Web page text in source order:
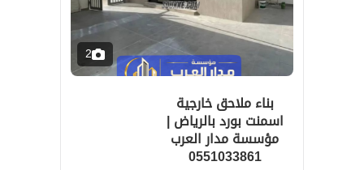
2
بناء ملاحق خارجية
اسمنت بورد بالرياض |
مؤسسة مدار العرب
0551033861